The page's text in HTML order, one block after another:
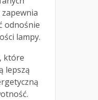
odnośnie
lampy.
które
lepszą